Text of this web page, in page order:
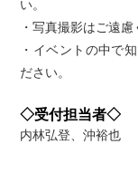
い。
・写真撮影はご遠慮
・イベントの中で
ださい。
◇受付担当者◇
内林弘登、沖裕也